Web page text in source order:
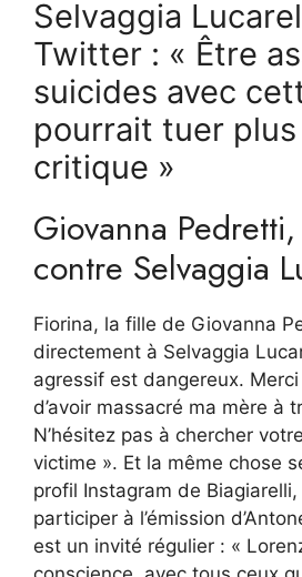
Selvaggia
Twitter : « Être
suicides avec
pourrait tuer plus
critique »
Giovanna
contre Selvaggia
Fiorina, la fille de Giovanna
directement à Selvaggia
agressif est dangereux. Merci
d’avoir massacré ma mère à
N’hésitez pas à chercher
victime ». Et la même chose
profil Instagram de
participer à l’émission
est un invité régulier : «